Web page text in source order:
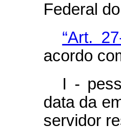
Federal
“Art.
acordo
I -
data da
servidor